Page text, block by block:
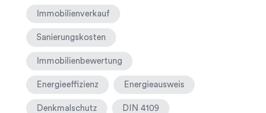
Immobilienverkauf
Sanierungskosten
Immobilienbewertung
Energieeffizienz Energieausweis
Denkmalschutz DIN 4109